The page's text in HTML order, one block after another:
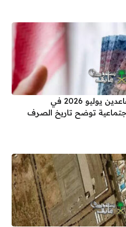
موعد نزول رواتب المتقاعدين يوليو 2026 في
توضح تاريخ الصرف